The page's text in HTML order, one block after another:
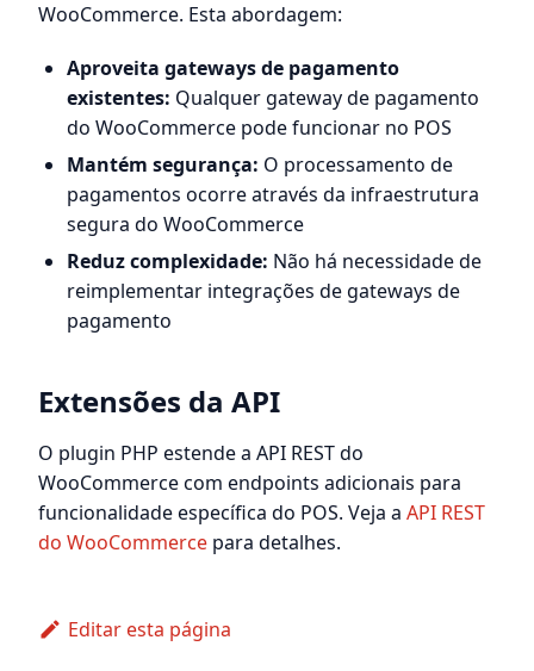
WooCommerce. Esta abordagem:
Aproveita gateways de pagamento
existentes: Qualquer gateway de pagamento
do WooCommerce pode funcionar no POS
Mantém segurança: O processamento de
pagamentos ocorre através da infraestrutura
segura do WooCommerce
Reduz complexidade: Não há necessidade de
reimplementar integrações de gateways de
pagamento
Extensões da API
O plugin PHP estende a API REST do
WooCommerce com endpoints adicionais para
funcionalidade específica do POS. Veja a API REST
do WooCommerce para detalhes.
Editar esta página